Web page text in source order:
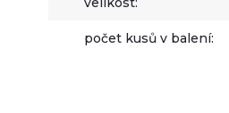
počet kusů v balení: